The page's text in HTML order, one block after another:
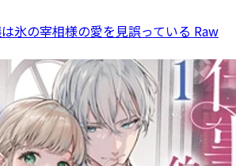
氷の宰相様の愛を見誤っている Raw